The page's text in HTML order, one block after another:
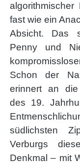
fast wie ein
Absicht. Das
Penny und
Schon der
erinnert an die
des 19.
südlichsten
Verburgs
Denkmal – mit